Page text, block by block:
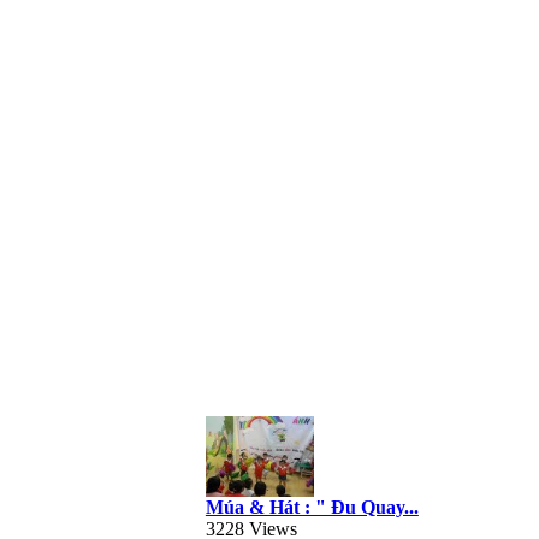
Múa & Hát : " Đu Quay...
3228 Views